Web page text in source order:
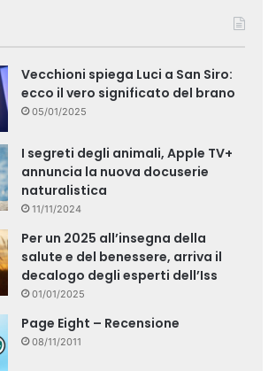
Vecchioni spiega Luci a San Siro:
ecco il vero significato del brano
05/01/2025
I segreti degli animali, Apple TV+
annuncia la nuova docuserie
naturalistica
11/11/2024
Per un 2025 all’insegna della
salute e del benessere, arriva il
decalogo degli esperti dell’Iss
01/01/2025
Page Eight – Recensione
08/11/2011